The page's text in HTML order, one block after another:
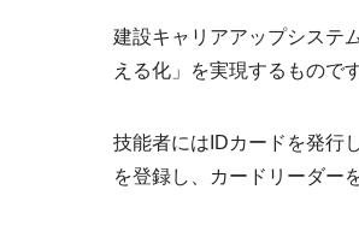
建設キャリアアップシステ
える化」を実現するものです
技能者にはIDカードを発行
を登録し、カードリーダー